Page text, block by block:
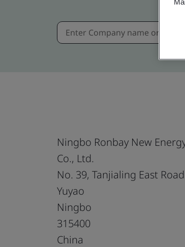
Ningbo Ronbay New
Co., Ltd.
No. 39, Tanjialing East Road
Yuyao
Ningbo
315400
China